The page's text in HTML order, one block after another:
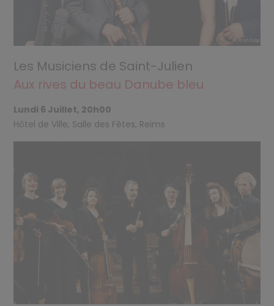
Les Musiciens de Saint-Julien
Aux rives du beau Danube bleu
Lundi 6 Juillet, 20h00
Hôtel de Ville, Salle des Fêtes, Reims